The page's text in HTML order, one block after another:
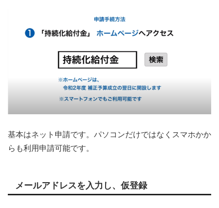
基本はネット申請です。パソコンだけではなくスマホかか
らも利用申請可能です。
メールアドレスを入力し、仮登録